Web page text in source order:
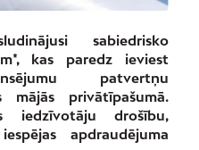
sabiedrisko
kas paredz ieviest
patvertņu
mājās privātīpašumā.
iedzīvotāju drošību,
apdraudējuma